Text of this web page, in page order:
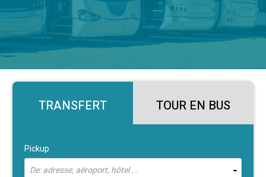
TRANSFERT TOUR EN BUS
Pickup
De: adresse, aéroport, hôtel ...